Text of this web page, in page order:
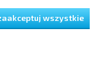
zamówień
wszystkie